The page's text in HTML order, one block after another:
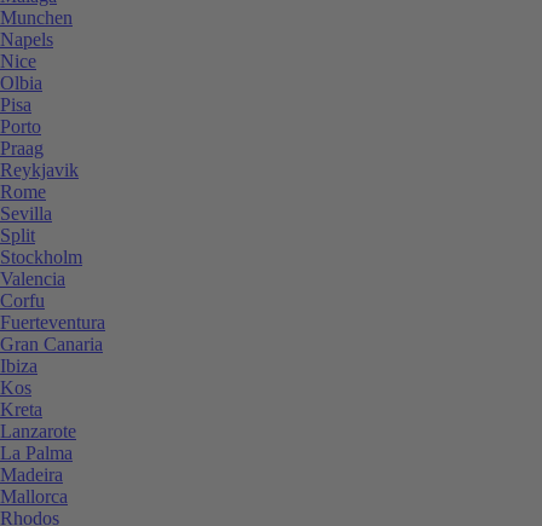
Munchen
Napels
Nice
Olbia
Pisa
Porto
Praag
Reykjavik
Rome
Sevilla
Split
Stockholm
Valencia
Corfu
Fuerteventura
Gran Canaria
Ibiza
Kos
Kreta
Lanzarote
La Palma
Madeira
Mallorca
Rhodos